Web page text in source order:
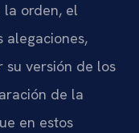
la orden, el
alegaciones,
su versión de los
de la
en estos